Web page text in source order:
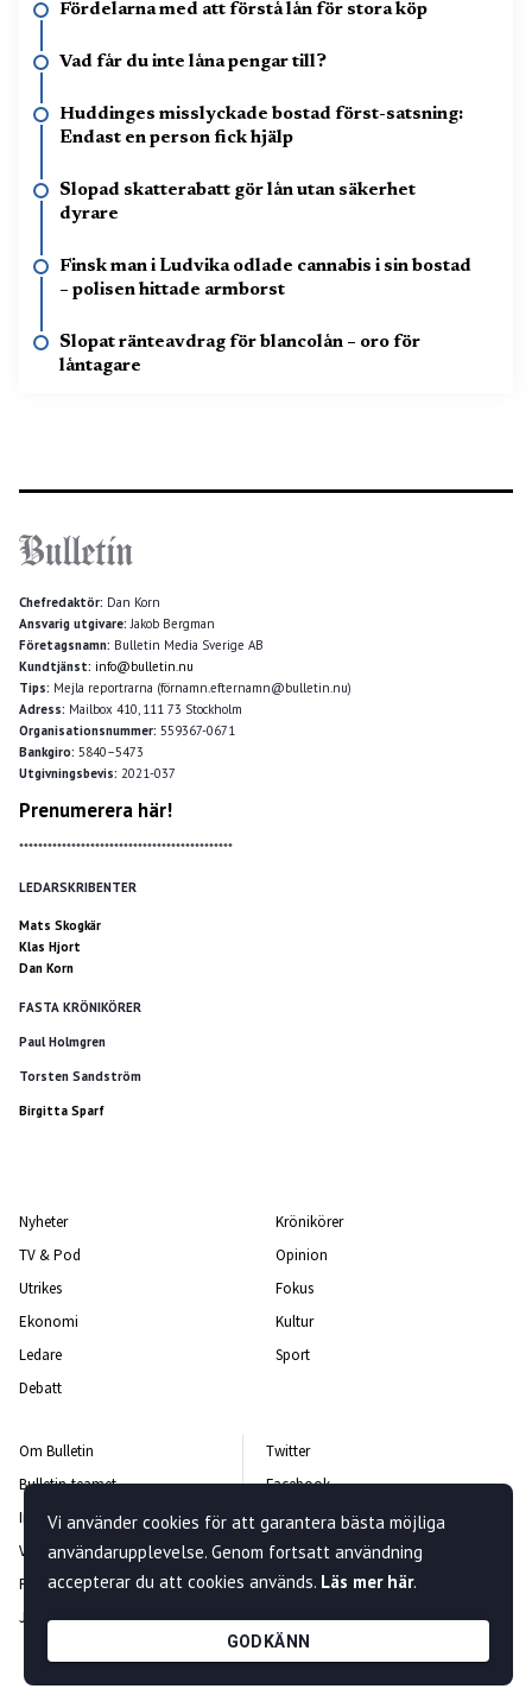
Fördelarna med att förstå lån för stora köp
Vad får du inte låna pengar till?
Huddinges misslyckade bostad först-satsning:
Endast en person fick hjälp
Slopad skatterabatt gör lån utan säkerhet
dyrare
Finsk man i Ludvika odlade cannabis i sin bostad
– polisen hittade armborst
Slopat ränteavdrag för blancolån – oro för
låntagare
Chefredaktör: Dan Korn
Ansvarig utgivare: Jakob Bergman
Företagsnamn: Bulletin Media Sverige AB
Kundtjänst: info@bulletin.nu
Tips: Mejla reportrarna (förnamn.efternamn@bulletin.nu)
Adress: Mailbox 410, 111 73 Stockholm
Organisationsnummer: 559367-0671
Bankgiro: 5840–5473
Utgivningsbevis: 2021-037
Prenumerera här!
*********************************************
LEDARSKRIBENTER
Mats Skogkär
Klas Hjort
Dan Korn
FASTA KRÖNIKÖRER
Paul Holmgren
Torsten Sandström
Birgitta Sparf
Nyheter
TV & Pod
Utrikes
Ekonomi
Ledare
Debatt
Krönikörer
Opinion
Fokus
Kultur
Sport
Om Bulletin
Bulletin-teamet
Integritetspolicy
Vanliga frågor och svar
Rättelsepolicy
Jobba hos oss
Twitter
Facebook
Instagram
Kontakta oss
Nyhetsbrev
Vi använder cookies för att garantera bästa möjliga
användarupplevelse. Genom fortsatt användning
accepterar du att cookies används. Läs mer här.
GODKÄNN